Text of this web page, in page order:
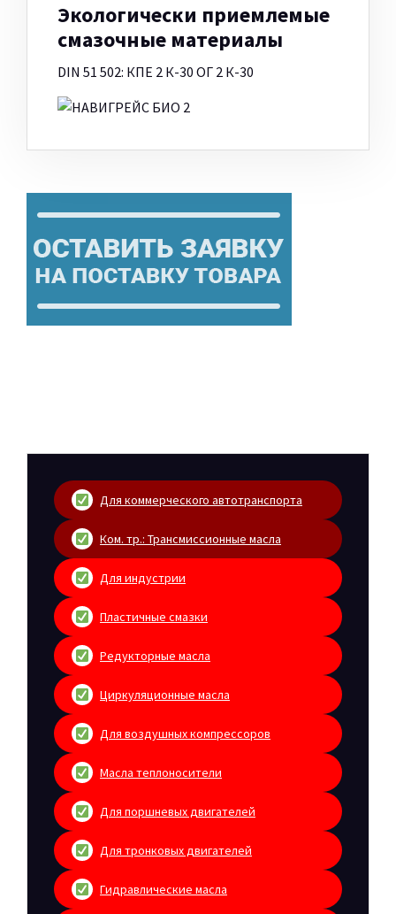
Экологически приемлемые
смазочные материалы
DIN 51 502: КПЕ 2 К-30 ОГ 2 К-30
Для коммерческого автотранспорта
Ком. тр.: Трансмиссионные масла
Для индустрии
Пластичные смазки
Редукторные масла
Циркуляционные масла
Для воздушных компрессоров
Масла теплоносители
Для поршневых двигателей
Для тронковых двигателей
Гидравлические масла